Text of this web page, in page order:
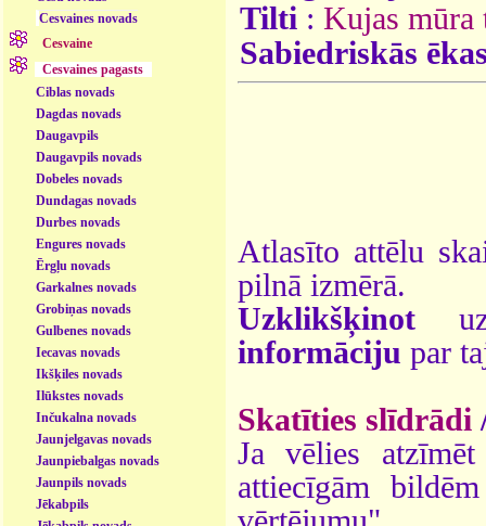
Cesvaines novads
Cesvaine
Cesvaines pagasts
Ciblas novads
Dagdas novads
Daugavpils
Daugavpils novads
Dobeles novads
Dundagas novads
Durbes novads
Engures novads
Ērgļu novads
Garkalnes novads
Grobiņas novads
Gulbenes novads
Iecavas novads
Ikšķiles novads
Ilūkstes novads
Inčukalna novads
Jaunjelgavas novads
Jaunpiebalgas novads
Jaunpils novads
Jēkabpils
Tilti : Kujas mūra
Sabiedriskās
Atlasīto attēlu
pilnā izmērā.
Uzklikšķinot
informāciju par
Skatīties slīdrādi
Ja vēlies
attiecīgām